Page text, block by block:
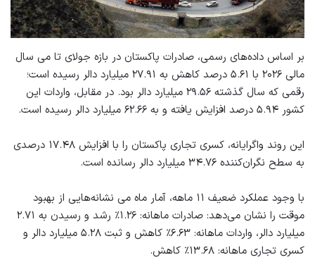
بر اساس داده‌های رسمی، صادرات پاکستان در بازه جولای تا می سال
مالی ۲۰۲۶ با ۵.۶۱ درصد کاهش به ۲۷.۹۱ میلیارد دالر رسیده است؛
رقمی که سال گذشته ۲۹.۵۶ میلیارد دالر بود. در مقابل، واردات این
کشور ۵.۹۴ درصد افزایش یافته و به ۶۲.۶۶ میلیارد دالر رسیده است.
این روند واگرایانه، کسری تجاری پاکستان را با افزایش ۱۷.۴۸ درصدی
به سطح نگران‌کننده ۳۴.۷۶ میلیارد دالر رسانده است.
با وجود عملکرد ضعیف ۱۱ ماهه، آمار ماه می نشانه‌هایی از بهبود
موقت را نشان می‌دهد: صادرات ماهانه: ۱.۲۶٪ رشد و رسیدن به ۲.۷۱
میلیارد دالر، واردات ماهانه: ۶.۶۳٪ کاهش و ثبت ۵.۲۸ میلیارد دالر و
کسری تجاری ماهانه: ۱۳.۶۸٪ کاهش.